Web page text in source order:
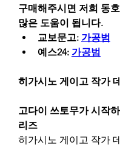
구매해주시면 저희 동
많은 도움이 됩니다.
교보문고: 가공범
예스24: 가공범
히가시노 게이고 작가
고다이 쓰토무가 시작
리즈
히가시노 게이고 작가